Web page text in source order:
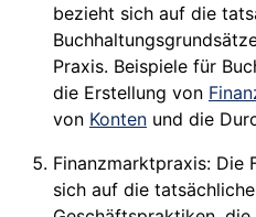
bezieht sich auf die
Praxis. Beispiele für
die Erstellung von
von Konten und die
Finanzmarktpraxis: Die
sich auf die